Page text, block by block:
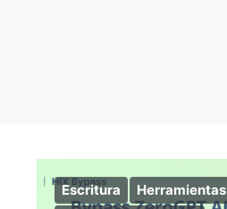
Escritura
Herramientas